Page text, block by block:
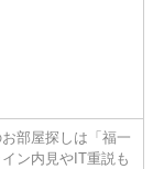
部屋探しは「福一
ン内見やIT重説も